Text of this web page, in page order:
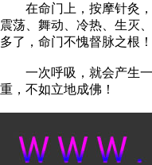
在命门上，按摩针灸，
震荡、舞动、冷热、生灭
多了，命门不愧督脉之根
一次呼吸，就会产生一
重，不如立地成佛！